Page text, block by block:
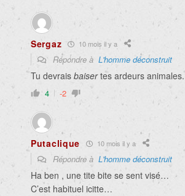
Sergaz 10 mois il y a
Répondre à L'homme déconstruit
Tu devrais baisertes ardeurs animales.
4 -2
Putaclique 10 mois il y a
Répondre à L'homme déconstruit
Ha ben , une tite bite se sent visé…
C’est habituel icitte…